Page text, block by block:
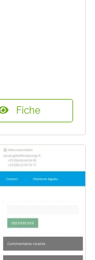
Fiche